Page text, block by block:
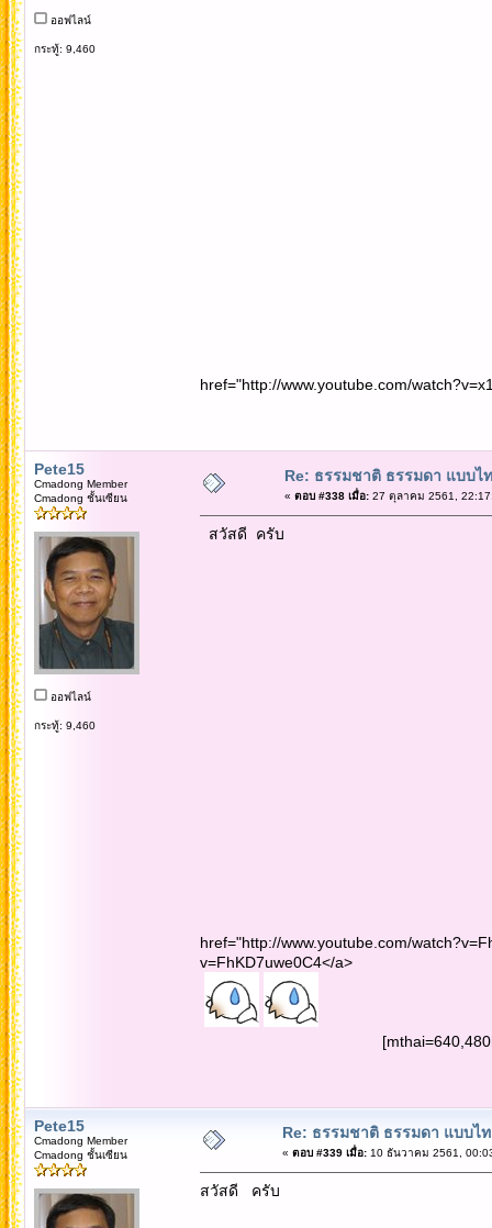
ออฟไลน์
กระทู้: 9,460
href="http://www.youtube.com/
Pete15
Cmadong Member
Cmadong ชั้นเซียน
ออฟไลน์
กระทู้: 9,460
Re: ธรรมชาติ ธรรมดา แบบไ
« ตอบ #338 เมื่อ:27 ตุลาคม 2561,
สวัสดี ครับ
href="http://www.youtube.com/
v=FhKD7uwe0C4</a>
Pete15
Cmadong Member
Cmadong ชั้นเซียน
Re: ธรรมชาติ ธรรมดา แบบไ
« ตอบ #339 เมื่อ:10 ธันวาคม 2561,
สวัสดี ครับ